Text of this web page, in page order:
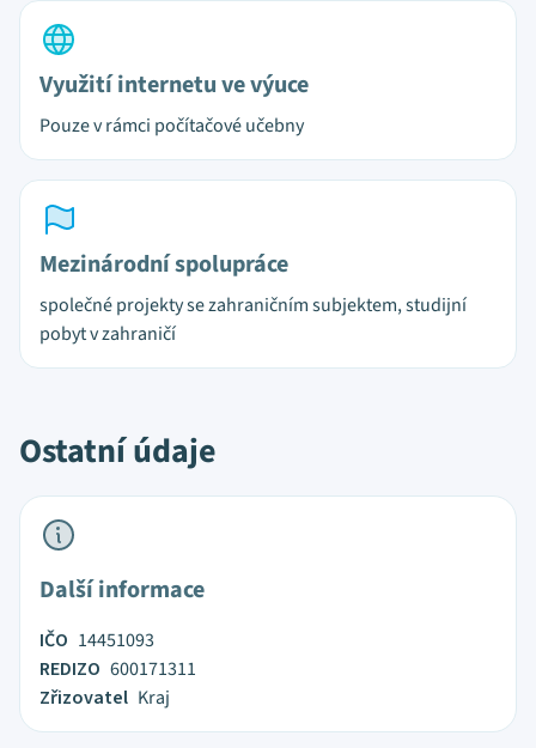
Využití internetu ve výuce
Pouze v rámci počítačové učebny
Mezinárodní spolupráce
společné projekty se zahraničním subjektem, studijní
pobyt v zahraničí
Ostatní údaje
Další informace
IČO 14451093
REDIZO 600171311
Zřizovatel Kraj